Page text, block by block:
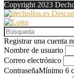
Copyright 2023
Registrar una cuenta
Nombre de usuario
Correo electrónico
ContraseñaMínimo 6